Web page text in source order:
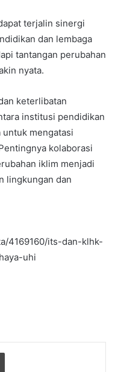
terjalin sinergi
dan lembaga
tantangan perubahan
nyata.
keterlibatan
institusi pendidikan
mengatasi
kolaborasi
iklim menjadi
lingkungan dan
4169160/its-dan-klhk-
uhi
Print